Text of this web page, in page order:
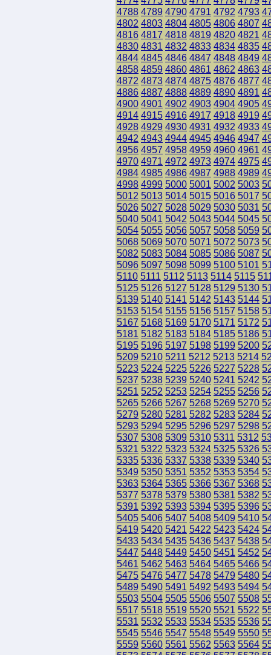
4788 4789 4790 4791 4792 4793
4802 4803 4804 4805 4806 4807
4816 4817 4818 4819 4820 4821
4830 4831 4832 4833 4834 4835
4844 4845 4846 4847 4848 4849
4858 4859 4860 4861 4862 4863
4872 4873 4874 4875 4876 4877
4886 4887 4888 4889 4890 4891
4900 4901 4902 4903 4904 4905
4914 4915 4916 4917 4918 4919
4928 4929 4930 4931 4932 4933
4942 4943 4944 4945 4946 4947
4956 4957 4958 4959 4960 4961
4970 4971 4972 4973 4974 4975
4984 4985 4986 4987 4988 4989
4998 4999 5000 5001 5002 5003
5012 5013 5014 5015 5016 5017
5026 5027 5028 5029 5030 5031
5040 5041 5042 5043 5044 5045
5054 5055 5056 5057 5058 5059
5068 5069 5070 5071 5072 5073
5082 5083 5084 5085 5086 5087
5096 5097 5098 5099 5100 5101
5110 5111 5112 5113 5114 5115
5125 5126 5127 5128 5129 5130
5139 5140 5141 5142 5143 5144
5153 5154 5155 5156 5157 5158
5167 5168 5169 5170 5171 5172
5181 5182 5183 5184 5185 5186
5195 5196 5197 5198 5199 5200
5209 5210 5211 5212 5213 5214
5223 5224 5225 5226 5227 5228
5237 5238 5239 5240 5241 5242
5251 5252 5253 5254 5255 5256
5265 5266 5267 5268 5269 5270
5279 5280 5281 5282 5283 5284
5293 5294 5295 5296 5297 5298
5307 5308 5309 5310 5311 5312
5321 5322 5323 5324 5325 5326
5335 5336 5337 5338 5339 5340
5349 5350 5351 5352 5353 5354
5363 5364 5365 5366 5367 5368
5377 5378 5379 5380 5381 5382
5391 5392 5393 5394 5395 5396
5405 5406 5407 5408 5409 5410
5419 5420 5421 5422 5423 5424
5433 5434 5435 5436 5437 5438
5447 5448 5449 5450 5451 5452
5461 5462 5463 5464 5465 5466
5475 5476 5477 5478 5479 5480
5489 5490 5491 5492 5493 5494
5503 5504 5505 5506 5507 5508
5517 5518 5519 5520 5521 5522
5531 5532 5533 5534 5535 5536
5545 5546 5547 5548 5549 5550
5559 5560 5561 5562 5563 5564